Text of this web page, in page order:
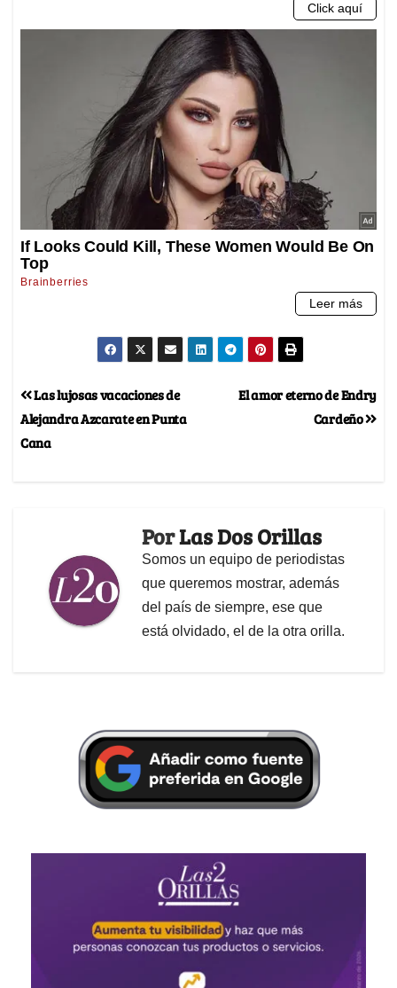
El amor eterno de Endry
Cardeño
Las lujosas vacaciones de
Alejandra Azcarate en Punta
Cana
PorLas Dos Orillas
Somos un equipo de periodistas
que queremos mostrar, además
del país de siempre, ese que
está olvidado, el de la otra orilla.